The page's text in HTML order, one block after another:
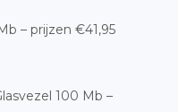
– prijzen €41,95
100 Mb –